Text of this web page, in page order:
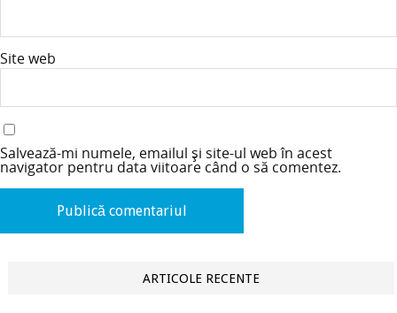
Site web
Salvează-mi numele, emailul și site-ul web în acest
navigator pentru data viitoare când o să comentez.
ARTICOLE RECENTE